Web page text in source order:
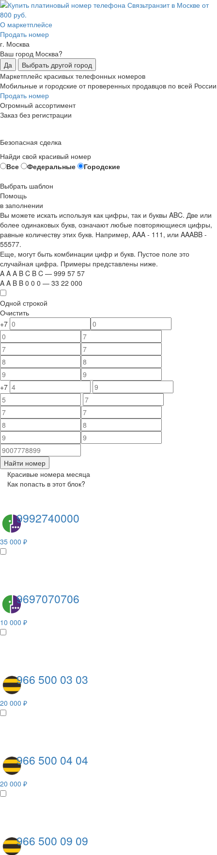
О маркетплейсе
Продать номер
г. Москва
Ваш город Москва?
Да
Выбрать другой город
Маркетплейс красивых телефонных номеров
Мобильные и городские от проверенных продавцов по всей России
Продать номер
Огромный ассортимент
Заказ без регистрации
Безопасная сделка
Найди свой красивый номер
Все
Федеральные
Городские
Выбрать шаблон
Помощь
в заполнении
Вы можете искать используя как цифры, так и буквы ABC. Две или
более одинаковых букв, означают любые повторяющиеся цифры,
равные количеству этих букв. Например, AAA - 111 , или AAABB -
55577.
Еще, могут быть комбинации цифр и букв. Пустое поле это
случайная цифра. Примеры представлены ниже.
A A A B C B C — 999 57 57
A A B B 0 0 0 — 33 22 000
Одной строкой
Очистить
+7
+7
Найти номер
Красивые номера месяца
Как попасть в этот блок?
9992740000
35 000 ₽
9697070706
10 000 ₽
966 500 03 03
20 000 ₽
966 500 04 04
20 000 ₽
966 500 09 09